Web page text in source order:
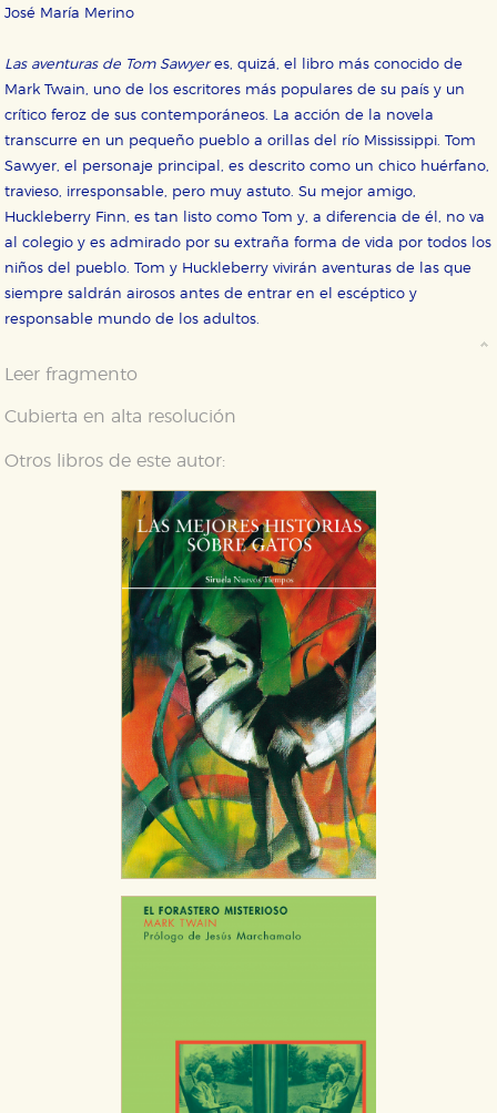
José María Merino
Las aventuras de Tom Sawyeres, quizá, el libro más conocido de
Mark Twain, uno de los escritores más populares de su país y un
crítico feroz de sus contemporáneos. La acción de la novela
transcurre en un pequeño pueblo a orillas del río Mississippi. Tom
Sawyer, el personaje principal, es descrito como un chico huérfano,
travieso, irresponsable, pero muy astuto. Su mejor amigo,
Huckleberry Finn, es tan listo como Tom y, a diferencia de él, no va
al colegio y es admirado por su extraña forma de vida por todos los
niños del pueblo. Tom y Huckleberry vivirán aventuras de las que
siempre saldrán airosos antes de entrar en el escéptico y
responsable mundo de los adultos.
Leer fragmento
Cubierta en alta resolución
Otros libros de este autor:
CONFIGURACIÓN DE COOKIES
Cookies necesarias
Estas cookies son necesarias para que nuestro sitio
web funcione y no es posible deshabilitarlas desde
nuestro sistema. Es posible hacerlo desde el